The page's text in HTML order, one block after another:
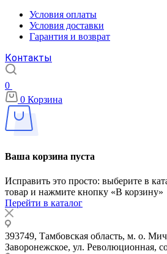
Условия оплаты
Условия доставки
Гарантия и возврат
Контакты
0
0 Корзина
Ваша корзина пуста
Исправить это просто: выберите в
товар и нажмите кнопку «В корзину»
Перейти в каталог
393749, Тамбовская область, м. о.
Заворонежское, ул. Революционная,